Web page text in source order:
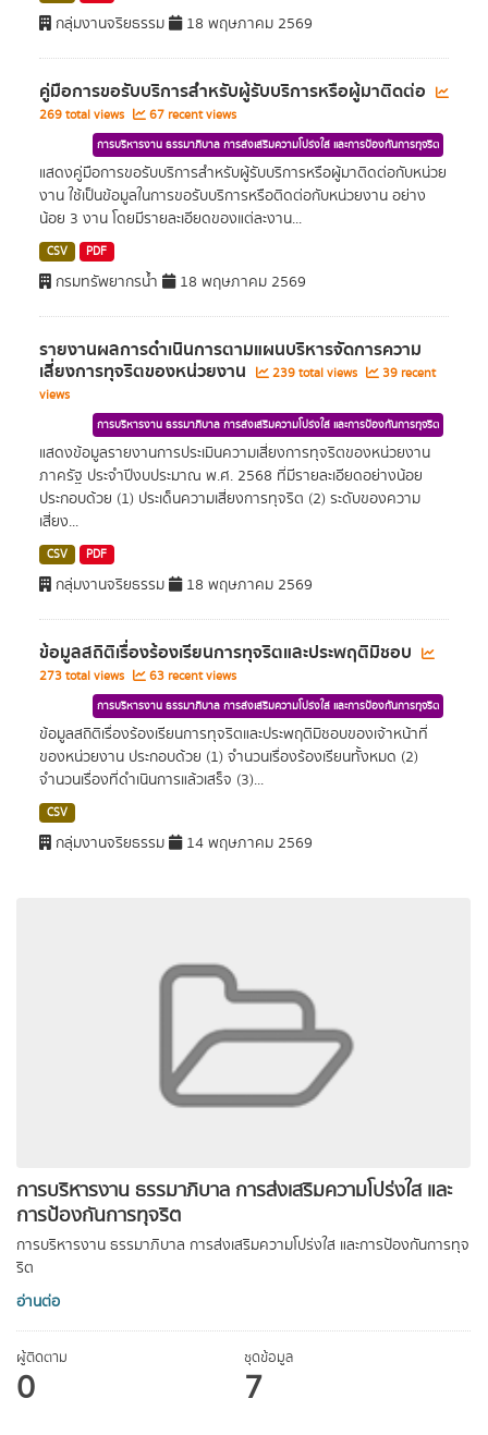
การบริหารงาน ธรรมาภิบาล การส่งเสริมความโปร่งใส และ
การป้องกันการทุจริต
การบริหารงาน ธรรมาภิบาล การส่งเสริมความโปร่งใส และการป้องกันการทุจ
ริต
อ่านต่อ
ผู้ติดตาม
0
ชุดข้อมูล
7
กลุ่มงานจริยธรรม 18 พฤษภาคม 2569
คู่มือการขอรับบริการสำหรับผู้รับบริการหรือผู้มาติดต่อ
269 total views 67 recent views
การบริหารงาน ธรรมาภิบาล การส่งเสริมความโปร่งใส และการป้องกันการทุจริต
แสดงคู่มือการขอรับบริการสำหรับผู้รับบริการหรือผู้มาติดต่อกับหน่วย
งาน ใช้เป็นข้อมูลในการขอรับบริการหรือติดต่อกับหน่วยงาน อย่าง
น้อย 3 งาน โดยมีรายละเอียดของแต่ละงาน...
CSV PDF
กรมทรัพยากรน้ำ 18 พฤษภาคม 2569
รายงานผลการดำเนินการตามแผนบริหารจัดการความ
เสี่ยงการทุจริตของหน่วยงาน 239 total views
39 recent
views
การบริหารงาน ธรรมาภิบาล การส่งเสริมความโปร่งใส และการป้องกันการทุจริต
แสดงข้อมูลรายงานการประเมินความเสี่ยงการทุจริตของหน่วยงาน
ภาครัฐ ประจำปีงบประมาณ พ.ศ. 2568 ที่มีรายละเอียดอย่างน้อย
ประกอบด้วย (1) ประเด็นความเสี่ยงการทุจริต (2) ระดับของความ
เสี่ยง...
CSV PDF
กลุ่มงานจริยธรรม 18 พฤษภาคม 2569
ข้อมูลสถิติเรื่องร้องเรียนการทุจริตและประพฤติมิชอบ
273 total views 63 recent views
การบริหารงาน ธรรมาภิบาล การส่งเสริมความโปร่งใส และการป้องกันการทุจริต
ข้อมูลสถิติเรื่องร้องเรียนการทุจริตและประพฤติมิชอบของเจ้าหน้าที่
ของหน่วยงาน ประกอบด้วย (1) จำนวนเรื่องร้องเรียนทั้งหมด (2)
จำนวนเรื่องที่ดำเนินการแล้วเสร็จ (3)...
CSV
กลุ่มงานจริยธรรม 14 พฤษภาคม 2569